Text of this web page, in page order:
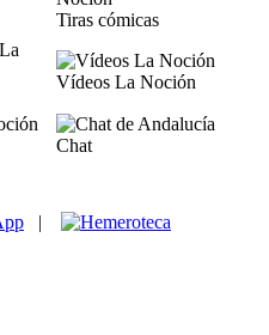
Tiras cómicas
Vídeos La Noción
Chat
|